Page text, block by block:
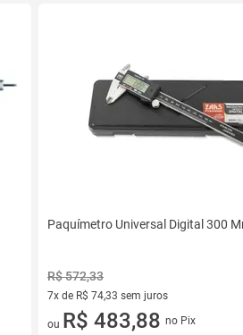
Paquímetro Universal Digital 300
R$ 572,33
7x de R$ 74,33 sem juros
7 vez de R$ 74,33 sem juros
ou R$ 483,88 no Pix